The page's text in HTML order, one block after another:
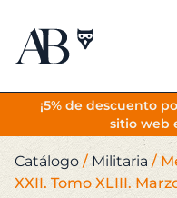
¡5% de descuento
sitio web
Catálogo /Militaria /
XXII. Tomo XLIII.